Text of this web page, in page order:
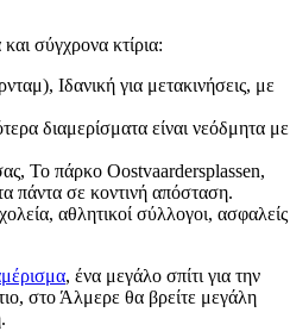
σύγχρονα κτίρια:
, Ιδανική για μετακινήσεις, με
διαμερίσματα είναι νεόδμητα με
, Το πάρκο Oostvaardersplassen,
πάντα σε κοντινή απόσταση.
αθλητικοί σύλλογοι, ασφαλείς
, ένα μεγάλο σπίτι για την
στο Άλμερε θα βρείτε μεγάλη